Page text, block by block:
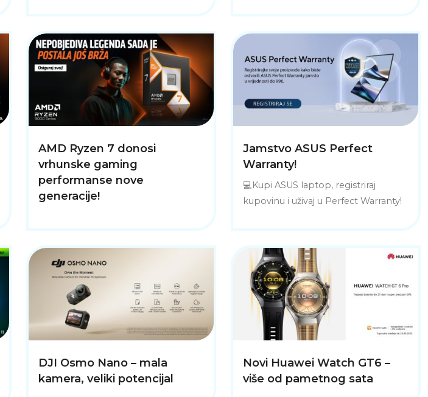
AMD Ryzen 7 donosi
vrhunske gaming
performanse nove
generacije!
Jamstvo ASUS Perfect
Warranty!
💻Kupi ASUS laptop, registriraj
kupovinu i uživaj u Perfect Warranty!
DJI Osmo Nano – mala
kamera, veliki potencijal
Novi Huawei Watch GT6 –
više od pametnog sata